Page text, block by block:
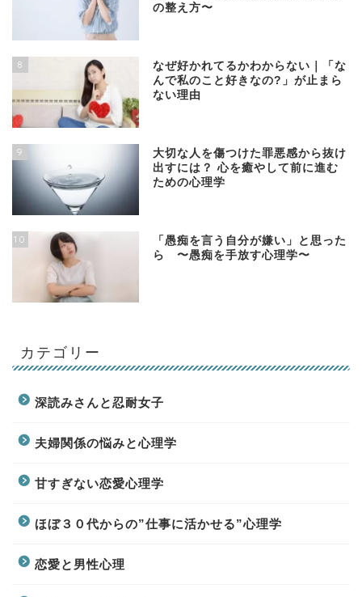
の整え方〜
8
なぜ好かれてるかわからない｜「な
んで私のこと好きなの?」が止まら
ない理由
9
大切な人を傷つけた罪悪感から抜け
出すには？ 心を癒やして前に進む
ための心理学
10
「愚痴を言う自分が嫌い」と思った
ら 〜愚痴を手放す心理学〜
カテゴリー
深読みさんと忍耐女子
夫婦関係の悩みと心理学
甘すぎない恋愛心理学
ほぼ３０代からの”仕事に活かせる”心理学
恋愛と男性心理